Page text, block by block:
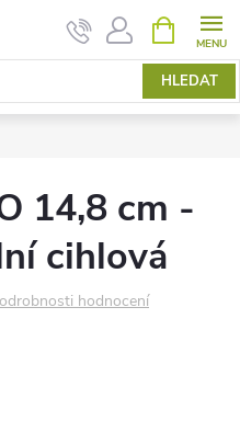
HLEDAT
NÁKUPNÍ
KOŠÍK
14,8 cm -
cihlová
hodnocení